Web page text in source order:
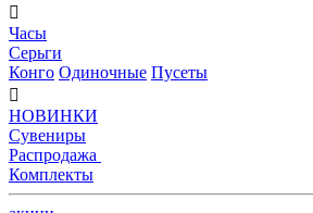

Часы
Серьги
Конго Одиночные Пусеты

НОВИНКИ
Сувениры
Распродажа
Комплекты